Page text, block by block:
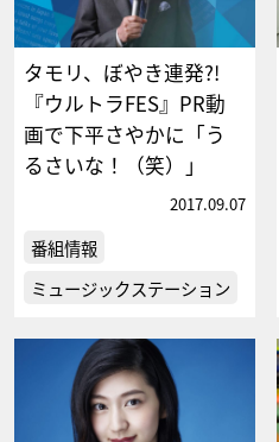
タモリ、ぼやき連発?!
『ウルトラFES』PR動
画で下平さやかに「う
るさいな！（笑）」
2017.09.07
番組情報
ミュージックステーション